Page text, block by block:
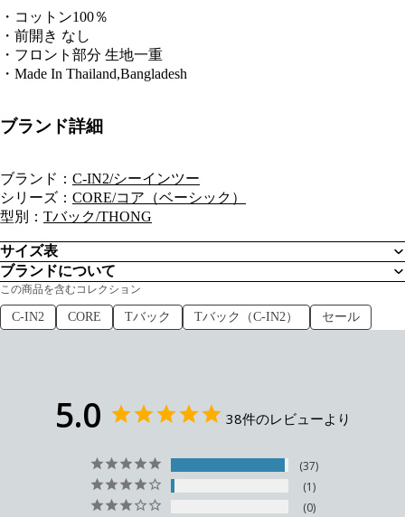
・コットン100％
・前開き なし
・フロント部分 生地一重
・Made In Thailand,Bangladesh
ブランド詳細
ブランド： C-IN2/シーインツー
シリーズ： CORE/コア（ベーシック）
型別： Tバック/THONG
サイズ表
ブランドについて
この商品を含むコレクション
C-IN2 CORE Tバック Tバック（C-IN2） セール
5.0 38件のレビューより
37
1
0